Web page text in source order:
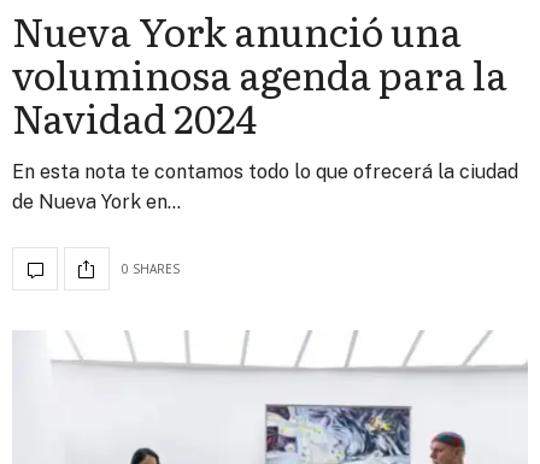
Nueva York anunció una
voluminosa agenda para la
Navidad 2024
En esta nota te contamos todo lo que ofrecerá la ciudad
de Nueva York en…
0 SHARES